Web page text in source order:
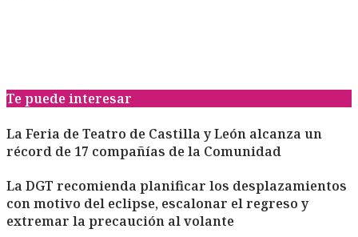
Te puede interesar
La Feria de Teatro de Castilla y León alcanza un
récord de 17 compañías de la Comunidad
La DGT recomienda planificar los desplazamientos
con motivo del eclipse, escalonar el regreso y
extremar la precaución al volante